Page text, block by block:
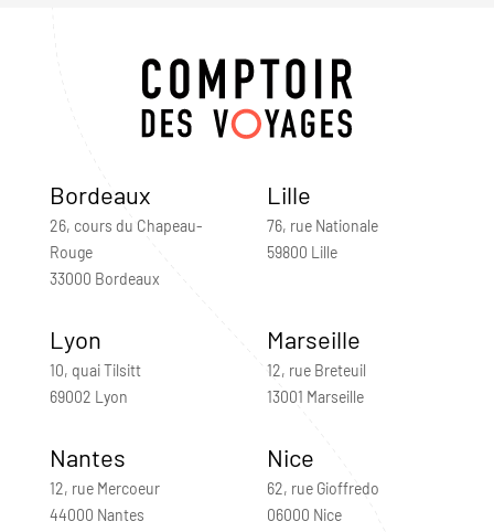
Bordeaux
26, cours du Chapeau-
Rouge
33000 Bordeaux
Lille
76, rue Nationale
59800 Lille
Lyon
10, quai Tilsitt
69002 Lyon
Marseille
12, rue Breteuil
13001 Marseille
Nantes
12, rue Mercoeur
44000 Nantes
Nice
62, rue Gioffredo
06000 Nice